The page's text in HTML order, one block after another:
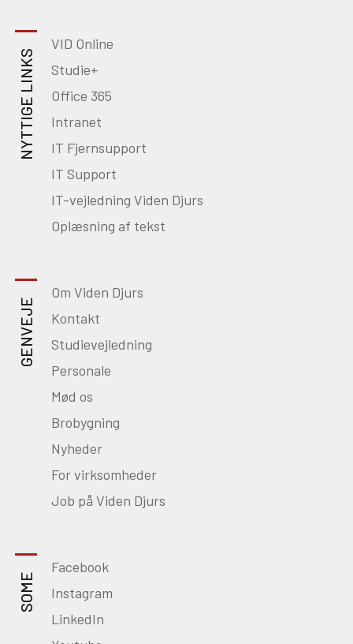
NYTTIGE LINKS
VID Online
Studie+
Office 365
Intranet
IT Fjernsupport
IT Support
IT-vejledning Viden Djurs
Oplæsning af tekst
GENVEJE
Om Viden Djurs
Kontakt
Studievejledning
Personale
Mød os
Brobygning
Nyheder
For virksomheder
Job på Viden Djurs
SOME
Facebook
Instagram
LinkedIn